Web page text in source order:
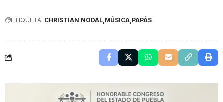
ETIQUETA: CHRISTIAN NODAL MÚSICA PAPÁS